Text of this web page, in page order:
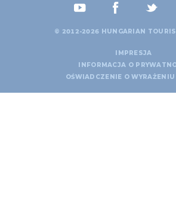
© 2012-2026 HUNGARIAN
IMPRESJA
INFORMACJA O
OŚWIADCZENIE O WYRAŻENIU